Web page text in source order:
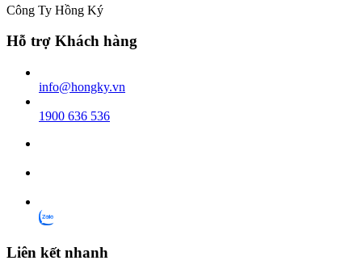
Công Ty Hồng Ký
Hỗ trợ Khách hàng
info@hongky.vn
1900 636 536
Liên kết nhanh